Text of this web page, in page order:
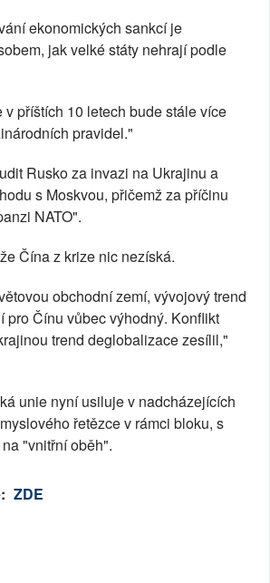
ekonomických sankcí je
jak velké státy nehrají podle
příštích 10 letech bude stále více
pravidel."
Rusko za invazi na Ukrajinu a
s Moskvou, přičemž za příčinu
NATO".
Čína z krize nic nezíská.
obchodní zemí, vývojový trend
pro Čínu vůbec výhodný. Konflikt
trend deglobalizace zesílil,"
unie nyní usiluje v nadcházejících
řetězce v rámci bloku, s
"vnitřní oběh".
ZDE